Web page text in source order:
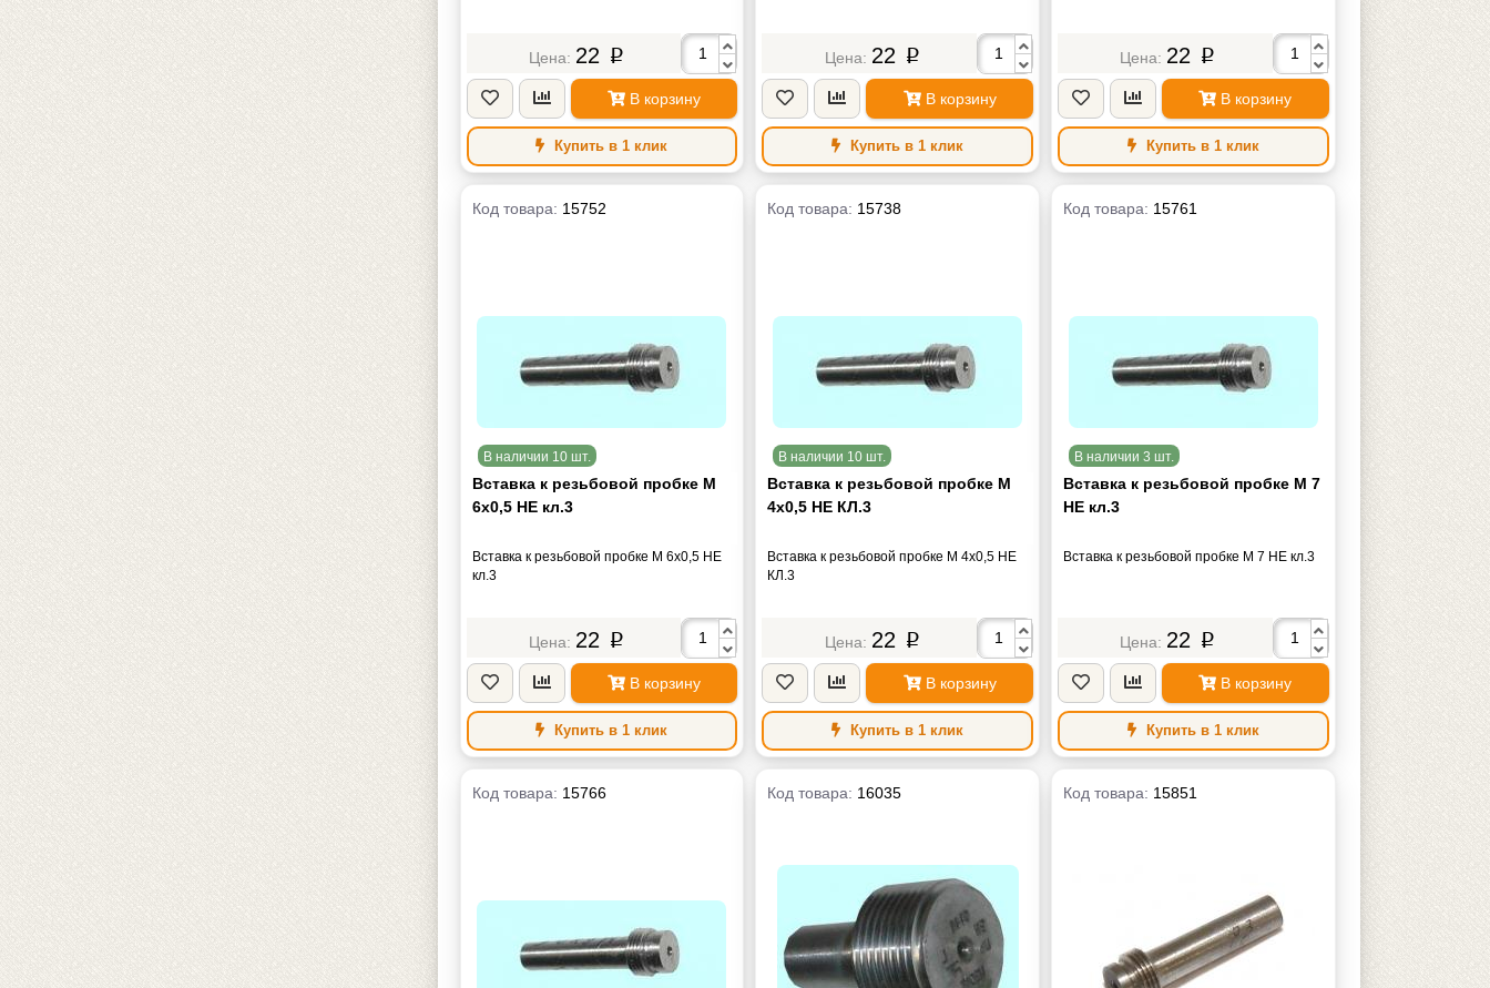
22 p
В корзину
Купить в 1 клик
22 p
В корзину
Купить в 1 клик
22 p
В корзину
Купить в 1 клик
Код товара: 15752
В наличии 10 шт.
Вставка к резьбовой пробке М
6х0,5 НЕ кл.3
Вставка к резьбовой пробке М 6х0,5 НЕ
кл.3
22 p
В корзину
Купить в 1 клик
Код товара: 15738
В наличии 10 шт.
Вставка к резьбовой пробке М
4х0,5 НЕ КЛ.3
Вставка к резьбовой пробке М 4х0,5 НЕ
КЛ.3
22 p
В корзину
Купить в 1 клик
Код товара: 15761
В наличии 3 шт.
Вставка к резьбовой пробке М 7
НЕ кл.3
Вставка к резьбовой пробке М 7 НЕ кл.3
22 p
В корзину
Купить в 1 клик
Код товара: 15766 Код товара: 16035 Код товара: 15851